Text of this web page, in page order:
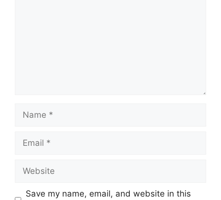
Name
Email
Website
Save my name, email, and website in this